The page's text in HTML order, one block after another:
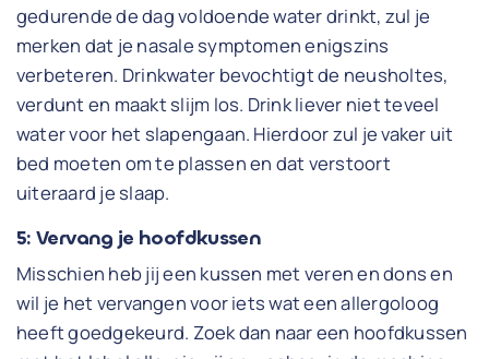
gedurende de dag voldoende water drinkt, zul je
merken dat je nasale symptomen enigszins
verbeteren. Drinkwater bevochtigt de neusholtes,
verdunt en maakt slijm los. Drink liever niet teveel
water voor het slapengaan. Hierdoor zul je vaker uit
bed moeten om te plassen en dat verstoort
uiteraard je slaap.
5: Vervang je hoofdkussen
Misschien heb jij een kussen met veren en dons en
wil je het vervangen voor iets wat een allergoloog
heeft goedgekeurd. Zoek dan naar een hoofdkussen